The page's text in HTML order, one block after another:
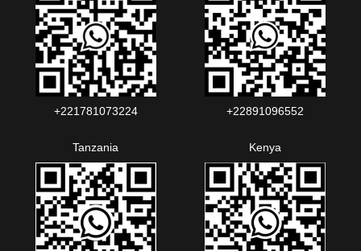
+221781073224‬‬ +22891096552‬‬‬‬
Tanzania Kenya